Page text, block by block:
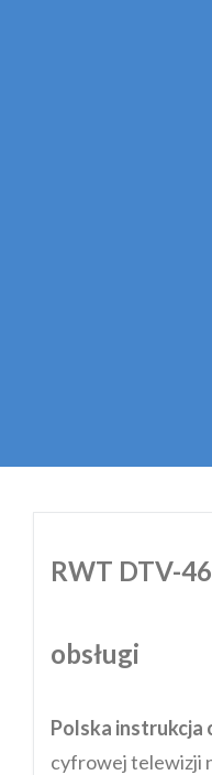
RWT DTV-
obsługi
Polska instrukcja
cyfrowej telewizji